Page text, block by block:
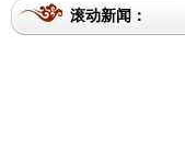
滚动新闻：